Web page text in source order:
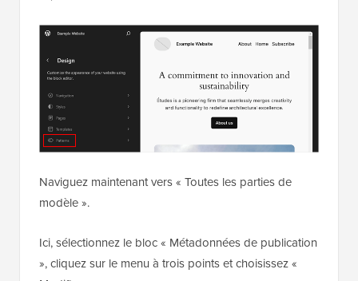
Ici, sélectionnez « Modèles ».
Naviguez maintenant vers « Toutes les parties de
Ici, sélectionnez le bloc « Métadonnées de publication